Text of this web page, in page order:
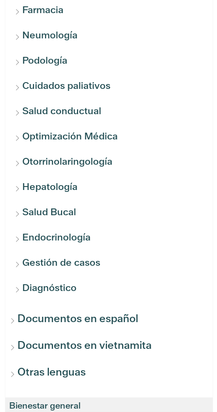
Farmacia
Neumología
Podología
Cuidados paliativos
Salud conductual
Optimización Médica
Otorrinolaringología
Hepatología
Salud Bucal
Endocrinología
Gestión de casos
Diagnóstico
Documentos en español
Documentos en vietnamita
Otras lenguas
Bienestar general